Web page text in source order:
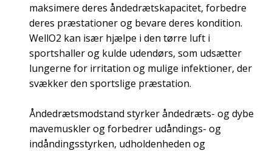
maksimere deres åndedrætskapacitet, forbedre
deres præstationer og bevare deres kondition.
WellO2 kan især hjælpe i den tørre luft i
sportshaller og kulde udendørs, som udsætter
lungerne for irritation og mulige infektioner, der
svækker den sportslige præstation.
Åndedrætsmodstand styrker åndedræts- og dybe
mavemuskler og forbedrer udåndings- og
indåndingsstyrken, udholdenheden og